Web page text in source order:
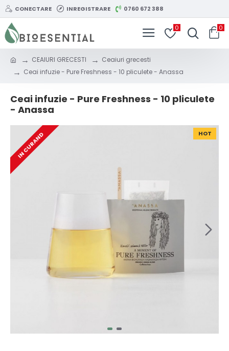
CONECTARE INREGISTRARE 0760 672 388
0 0
CEAIURI GRECESTI
Ceaiuri grecesti
Ceai infuzie - Pure Freshness - 10 pliculete - Anassa
Ceai infuzie - Pure Freshness - 10 pliculete
- Anassa
HOT
IN CURAND